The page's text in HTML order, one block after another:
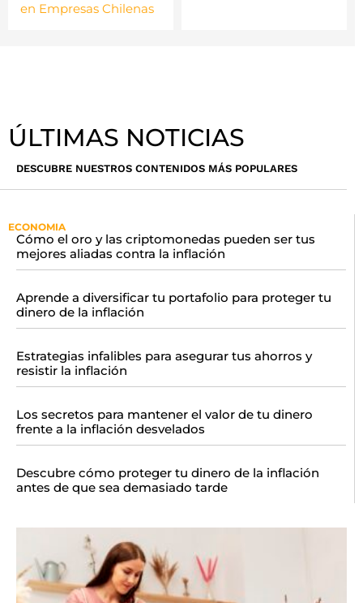
en Empresas Chilenas
ÚLTIMAS NOTICIAS
DESCUBRE NUESTROS CONTENIDOS MÁS POPULARES
ECONOMIA
Cómo el oro y las criptomonedas pueden ser tus
mejores aliadas contra la inflación
Aprende a diversificar tu portafolio para proteger tu
dinero de la inflación
Estrategias infalibles para asegurar tus ahorros y
resistir la inflación
Los secretos para mantener el valor de tu dinero
frente a la inflación desvelados
Descubre cómo proteger tu dinero de la inflación
antes de que sea demasiado tarde